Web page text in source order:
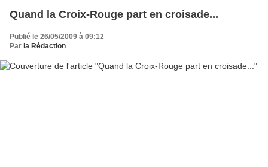
Quand la Croix-Rouge part en croisade...
Publié le 26/05/2009 à 09:12
Par la Rédaction